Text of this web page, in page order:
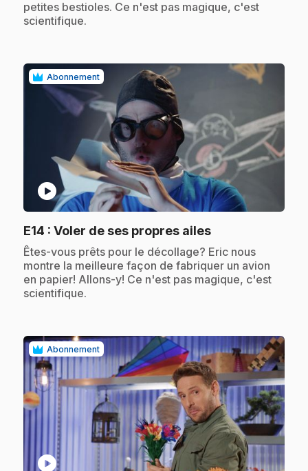
petites bestioles. Ce n'est pas magique, c'est
scientifique.
Abonnement
play_circle
E14 : Voler de ses propres ailes.
.Êtes-vous prêts pour le décollage? Eric nous
montre la meilleure façon de fabriquer un avion
en papier! Allons-y! Ce n'est pas magique, c'est
scientifique.
Abonnement
play_circle